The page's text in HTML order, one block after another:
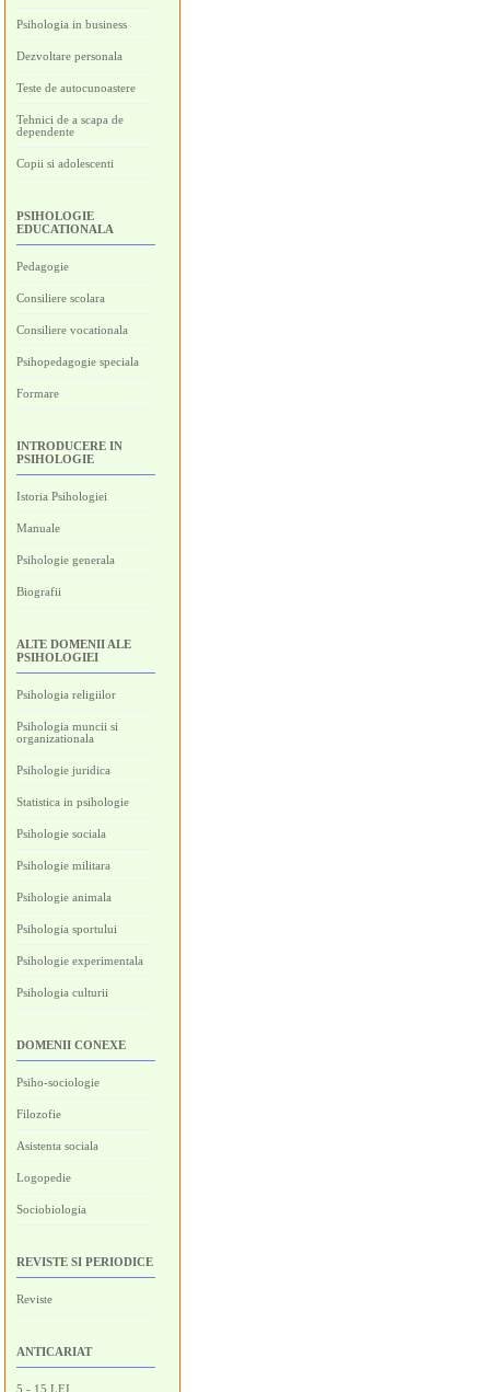
Psihologia in business
Dezvoltare personala
Teste de autocunoastere
Tehnici de a scapa de
dependente
Copii si adolescenti
PSIHOLOGIE
EDUCATIONALA
Pedagogie
Consiliere scolara
Consiliere vocationala
Psihopedagogie speciala
Formare
INTRODUCERE IN
PSIHOLOGIE
Istoria Psihologiei
Manuale
Psihologie generala
Biografii
ALTE DOMENII ALE
PSIHOLOGIEI
Psihologia religiilor
Psihologia muncii si
organizationala
Psihologie juridica
Statistica in psihologie
Psihologie sociala
Psihologie militara
Psihologie animala
Psihologia sportului
Psihologie experimentala
Psihologia culturii
DOMENII CONEXE
Psiho-sociologie
Filozofie
Asistenta sociala
Logopedie
Sociobiologia
REVISTE SI PERIODICE
Reviste
ANTICARIAT
5 - 15 LEI